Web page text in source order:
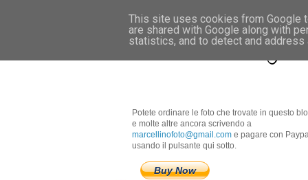
Marcellino
Potete ordinare le foto che trovate in questo
e molte altre ancora scrivendo a
marcellinofoto@gmail.com e pagare con
usando il pulsante qui sotto.
Buy Now
This site uses cookies from Google
are shared with Google along with
statistics, and to detect and address